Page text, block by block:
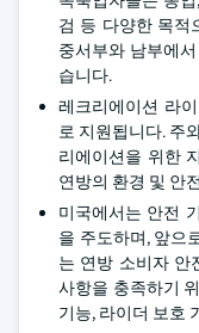
검 등 다양한 목적
중서부와 남부에
습니다.
레크리에이션 라
로 지원됩니다. 주
리에이션을 위한
연방의 환경 및 안
미국에서는 안전
을 주도하며, 앞으
는 연방 소비자 안
사항을 충족하기
기능, 라이더 보호